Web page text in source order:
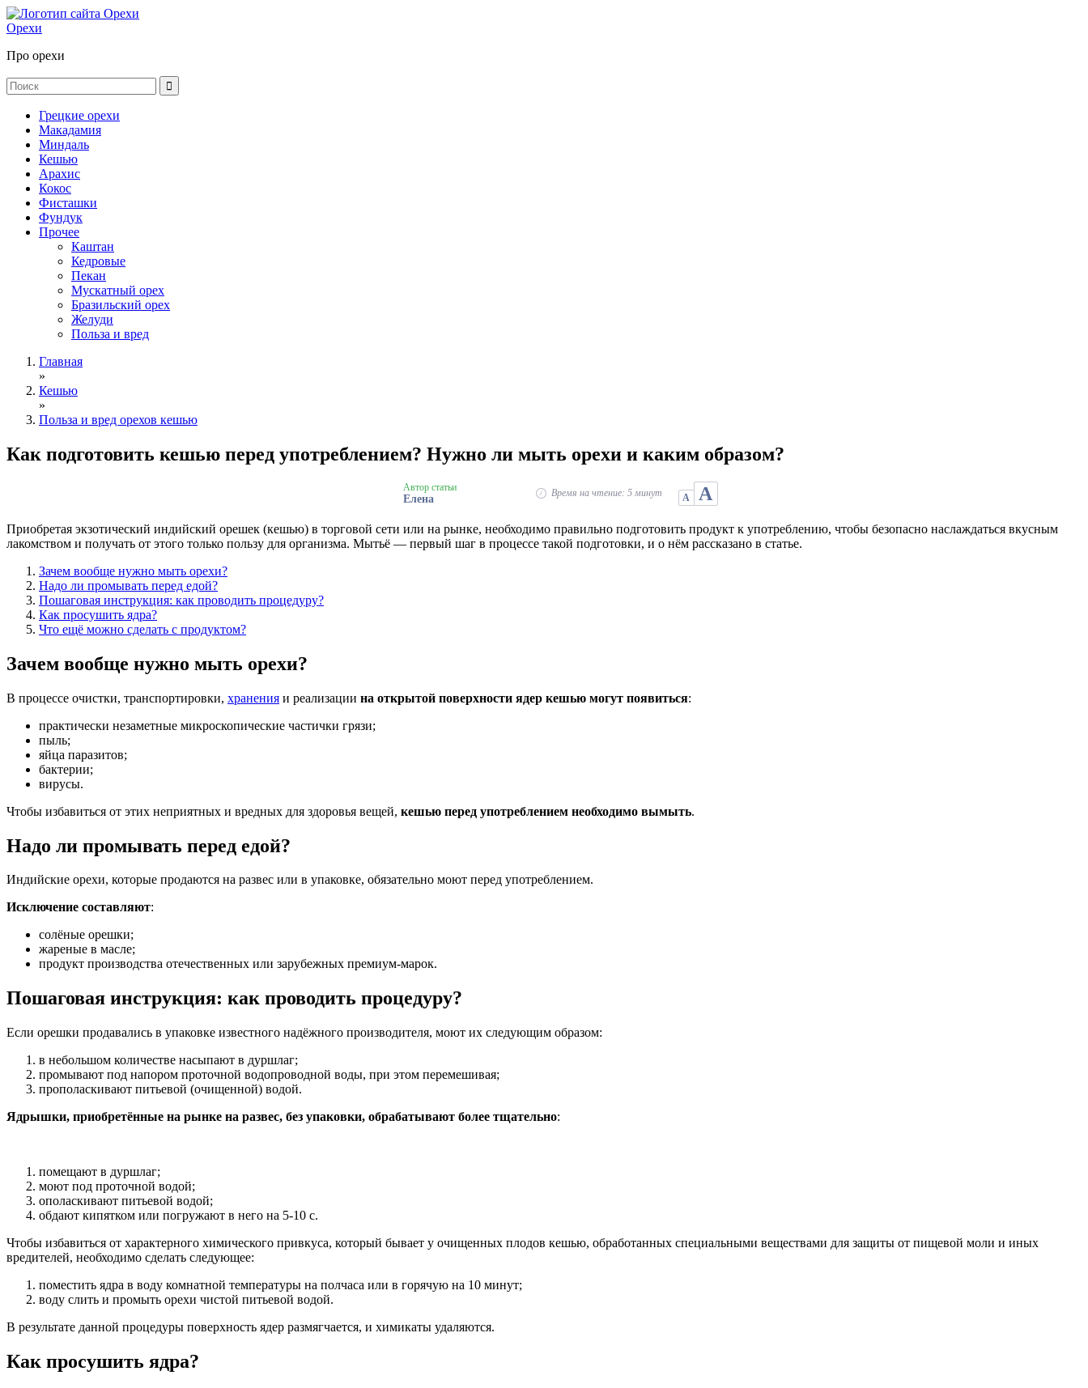
Орехи
Про орехи
Грецкие орехи
Макадамия
Миндаль
Кешью
Арахис
Кокос
Фисташки
Фундук
Прочее
Каштан
Кедровые
Пекан
Мускатный орех
Бразильский орех
Желуди
Польза и вред
Главная
»
Кешью
»
Польза и вред орехов кешью
Как подготовить кешью перед употреблением? Нужно ли мыть орехи и каким образом?
Автор статьи
Елена Время на чтение: 5 минут А А
Приобретая экзотический индийский орешек (кешью) в торговой сети или на рынке, необходимо правильно подготовить продукт к употреблению, чтобы безопасно наслаждаться вкусным
лакомством и получать от этого только пользу для организма. Мытьё — первый шаг в процессе такой подготовки, и о нём рассказано в статье.
Зачем вообще нужно мыть орехи?
Надо ли промывать перед едой?
Пошаговая инструкция: как проводить процедуру?
Как просушить ядра?
Что ещё можно сделать с продуктом?
Зачем вообще нужно мыть орехи?
В процессе очистки, транспортировки, хранения и реализации на открытой поверхности ядер кешью могут появиться:
практически незаметные микроскопические частички грязи;
пыль;
яйца паразитов;
бактерии;
вирусы.
Чтобы избавиться от этих неприятных и вредных для здоровья вещей, кешью перед употреблением необходимо вымыть.
Надо ли промывать перед едой?
Индийские орехи, которые продаются на развес или в упаковке, обязательно моют перед употреблением.
Исключение составляют:
солёные орешки;
жареные в масле;
продукт производства отечественных или зарубежных премиум-марок.
Пошаговая инструкция: как проводить процедуру?
Если орешки продавались в упаковке известного надёжного производителя, моют их следующим образом:
в небольшом количестве насыпают в дуршлаг;
промывают под напором проточной водопроводной воды, при этом перемешивая;
прополаскивают питьевой (очищенной) водой.
Ядрышки, приобретённые на рынке на развес, без упаковки, обрабатывают более тщательно:
помещают в дуршлаг;
моют под проточной водой;
ополаскивают питьевой водой;
обдают кипятком или погружают в него на 5-10 с.
Чтобы избавиться от характерного химического привкуса, который бывает у очищенных плодов кешью, обработанных специальными веществами для защиты от пищевой моли и иных
вредителей, необходимо сделать следующее:
поместить ядра в воду комнатной температуры на полчаса или в горячую на 10 минут;
воду слить и промыть орехи чистой питьевой водой.
В результате данной процедуры поверхность ядер размягчается, и химикаты удаляются.
Как просушить ядра?